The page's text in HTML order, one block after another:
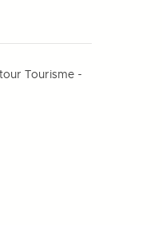
Tourisme -